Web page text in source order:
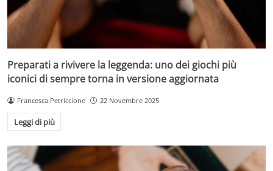
Preparati a rivivere la leggenda: uno dei giochi più
iconici di sempre torna in versione aggiornata
Francesca Petriccione 22 Novembre 2025
Leggi di più